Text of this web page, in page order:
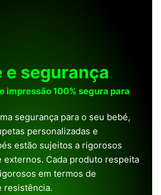
e segurança
impressão 100% segura para
segurança para o seu bebé,
personalizadas e
estão sujeitos a rigorosos
Cada produto respeita
em termos de
resistência.